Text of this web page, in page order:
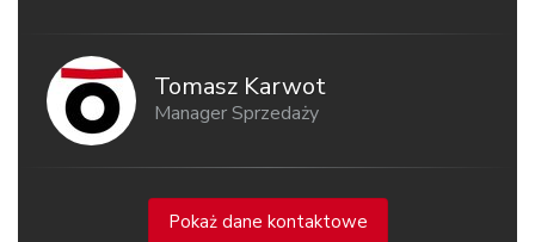
Tomasz Karwot
Manager Sprzedaży
Pokaż dane kontaktowe